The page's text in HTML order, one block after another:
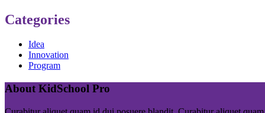
Categories
Idea
Innovation
Program
About KidSchool Pro